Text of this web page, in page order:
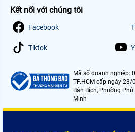
Kết nối với chúng tôi
Facebook
Tiktok
Mã số doanh nghiệp:
TP.HCM cấp ngày
Bán Bích, Phường
Minh